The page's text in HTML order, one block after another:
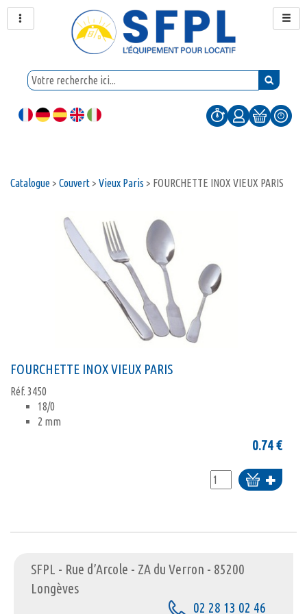
Catalogue> Couvert> Vieux Paris > FOURCHETTE INOX VIEUX PARIS
FOURCHETTE INOX VIEUX PARIS
Réf. 3450
18/0
2 mm
0.74€
Ajouter
au
SFPL - Rue d’Arcole - ZA du Verron - 85200
Longèves
02 28 13 02 46